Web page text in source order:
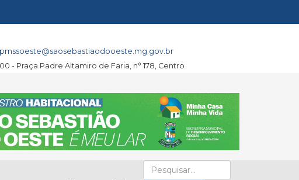
pmssoeste@saosebastiaodooeste.mg.gov.br
- Praça Padre Altamiro de Faria, n° 178, Centro